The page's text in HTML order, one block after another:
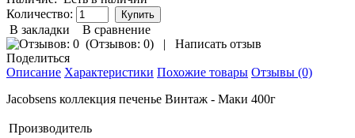
Количество:
В закладки
В сравнение
(Отзывов: 0) |
Написать отзыв
Поделиться
Описание Характеристики Похожие товары Отзывы (0)
Jacobsens коллекция печенье Винтаж - Маки 400г
Производитель